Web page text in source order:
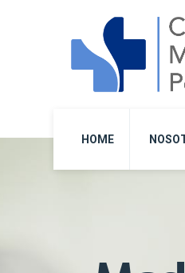
HOME